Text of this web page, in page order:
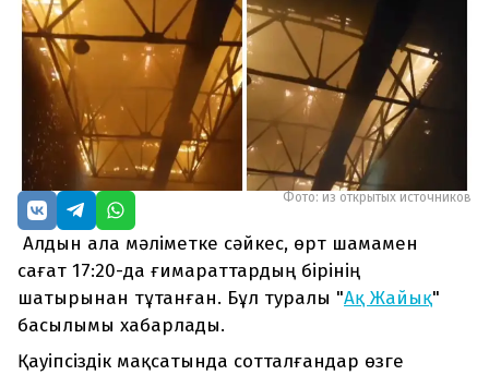
Редакциямен байланыс
+7 708 604 51 06
Жарнама бөлімі
+7 701 220 64 52
Пошта
zhasalash100@gmail.com
Фото: из открытых источников
Алдын ала мәліметке сәйкес, өрт шамамен
сағат 17:20-да ғимараттардың бірінің
шатырынан тұтанған. Бұл туралы "Ақ Жайық"
басылымы хабарлады.
Қауіпсіздік мақсатында сотталғандар өзге